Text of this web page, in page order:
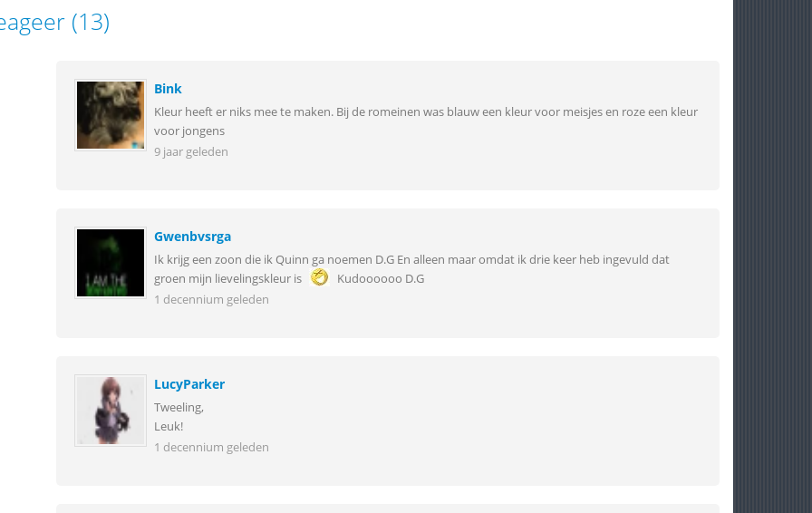
(13)
Bink
Kleur heeft er niks mee te maken. Bij de romeinen was blauw een kleur voor meisjes en roze een kleur
voor jongens
9 jaar geleden
Gwenbvsrga
Ik krijg een zoon die ik Quinn ga noemen D.G En alleen maar omdat ik drie keer heb ingevuld dat
groen mijn lievelingskleur is
Kudoooooo D.G
1 decennium geleden
LucyParker
Tweeling,
Leuk!
1 decennium geleden